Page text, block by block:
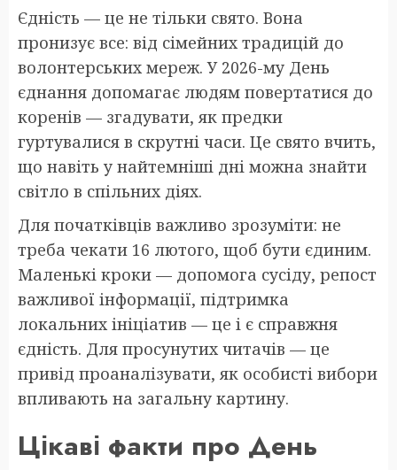
Єдність — це не тільки свято. Вона
пронизує все: від сімейних традицій до
волонтерських мереж. У 2026-му День
єднання допомагає людям повертатися до
коренів — згадувати, як предки
гуртувалися в скрутні часи. Це свято вчить,
що навіть у найтемніші дні можна знайти
світло в спільних діях.
Для початківців важливо зрозуміти: не
треба чекати 16 лютого, щоб бути єдиним.
Маленькі кроки — допомога сусіду, репост
важливої інформації, підтримка
локальних ініціатив — це і є справжня
єдність. Для просунутих читачів — це
привід проаналізувати, як особисті вибори
впливають на загальну картину.
Цікаві факти про День